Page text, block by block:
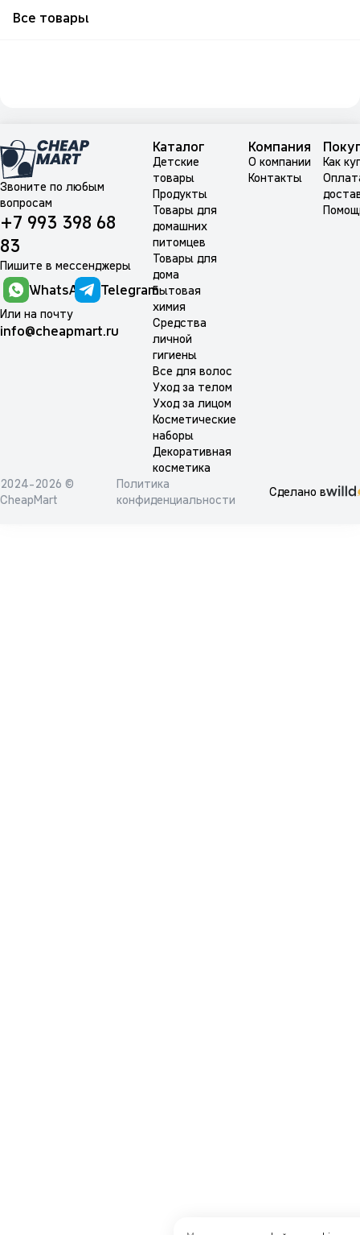
Все товары
Звоните по любым
вопросам
+7 993 398 68
83
Пишите в мессенджеры
WhatsApp Telegram
Или на почту
info@cheapmart.ru
Каталог
Детские
товары
Продукты
Товары для
домашних
питомцев
Товары для
дома
Бытовая
химия
Средства
личной
гигиены
Все для волос
Уход за телом
Уход за лицом
Косметические
наборы
Декоративная
косметика
Компания
О компании
Контакты
Как
2024-2026 ©
CheapMart
Политика
конфиденциальности
Сделано в